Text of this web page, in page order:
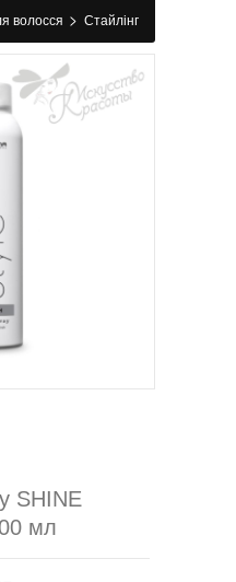
волосся > Стайлінг
Спрей для блиску
мл
SHINE
мл